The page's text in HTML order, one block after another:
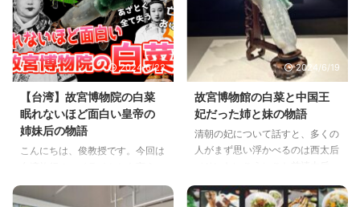
2024/6/22
【台湾】故宮博物院の白菜
眠れないほど面白い皇帝の
姉妹后の物語
こんにちは、俊教授です。今回は
る、国立故宮博物院の「翠玉白
菜」についてご紹介します。この
2024/6/19
故宮博物館の白菜と中国王
妃だった姉と妹の物語
清朝の妃について話すと、多くの
人がまず思い浮かべるのは西太后
緒皇帝（こうしょこうてい）に寵